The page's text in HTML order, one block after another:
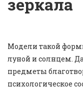
Модели такой
луной и солнцем.
предметы
психологическое